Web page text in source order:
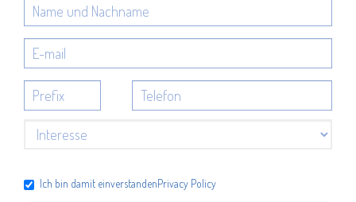
Ich bin damit einverstandenPrivacy Policy